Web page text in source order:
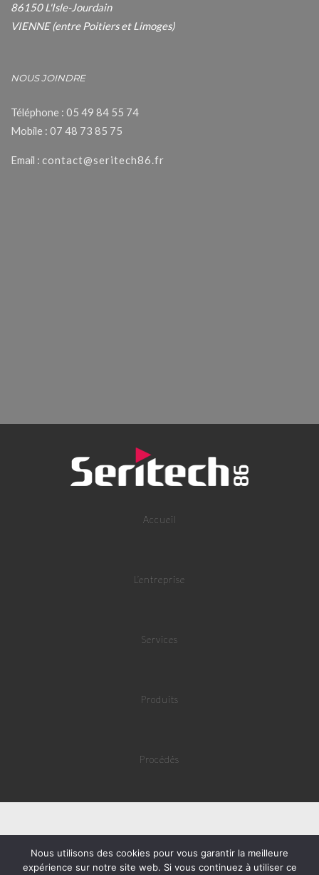
86150 L'Isle-Jourdain
VIENNE (entre Poitiers et Limoges)
NOUS JOINDRE
Téléphone : 05 49 84 55 74
Mobile : 07 48 73 85 75
Email : contact@seritech86.fr
Accueil
L’entreprise
Services
Produits
Procédés
Nous utilisons des cookies pour vous garantir la meilleure
expérience sur notre site web. Si vous continuez à utiliser ce